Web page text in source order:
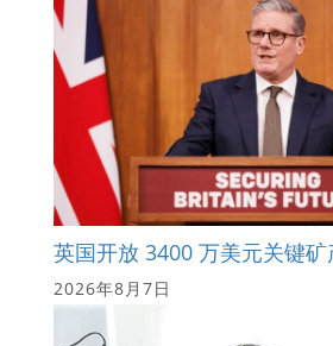
英国开放 3400 万美元关键
2026年8月7日